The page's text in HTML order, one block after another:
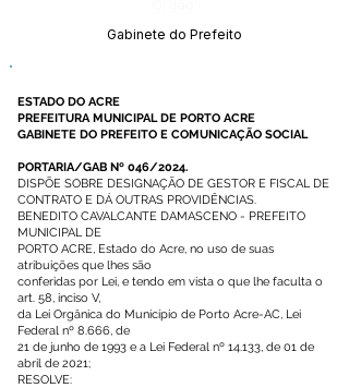
Gabinete do Prefeito
ESTADO DO ACRE
PREFEITURA MUNICIPAL DE PORTO ACRE
GABINETE DO PREFEITO E COMUNICAÇÃO SOCIAL
PORTARIA/GAB Nº 046/2024.
DISPÕE SOBRE DESIGNAÇÃO DE GESTOR E FISCAL DE
CONTRATO E DÁ OUTRAS PROVIDÊNCIAS.
BENEDITO CAVALCANTE DAMASCENO - PREFEITO
MUNICIPAL DE
PORTO ACRE, Estado do Acre, no uso de suas
atribuições que lhes são
conferidas por Lei, e tendo em vista o que lhe faculta o
art. 58, inciso V,
da Lei Orgânica do Município de Porto Acre-AC, Lei
Federal nº 8.666, de
21 de junho de 1993 e a Lei Federal nº 14.133, de 01 de
abril de 2021;
RESOLVE: